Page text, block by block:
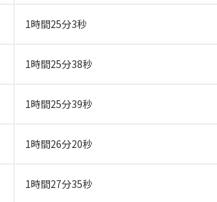
1時間25分3秒
1時間25分38秒
1時間25分39秒
1時間26分20秒
1時間27分35秒